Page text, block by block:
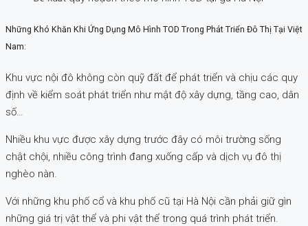
Những Khó Khăn Khi Ứng Dụng Mô Hình TOD Trong Phát Triển Đô Thị Tại Việt
Nam:
Khu vực nội đô không còn quỹ đất để phát triển và chịu các quy
định về kiểm soát phát triển như mật độ xây dựng, tầng cao, dân
số…
Nhiều khu vực được xây dựng trước đây có môi trường sống
chật chội, nhiều công trình đang xuống cấp và dịch vụ đô thị
nghèo nàn.
Với những khu phố cổ và khu phố cũ tại Hà Nội cần phải giữ gìn
những giá trị vật thể và phi vật thể trong quá trình phát triển.